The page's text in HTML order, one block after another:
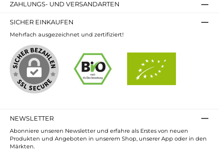
ZAHLUNGS- UND VERSANDARTEN
SICHER EINKAUFEN
Mehrfach ausgezeichnet und zertifiziert!
NEWSLETTER
Abonniere unseren Newsletter und erfahre als Erstes von neuen
Produkten und Angeboten in unserem Shop, unserer App oder in den
Märkten.